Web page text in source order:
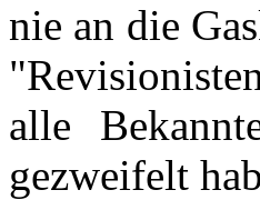
nie an die
alle
gezweifelt